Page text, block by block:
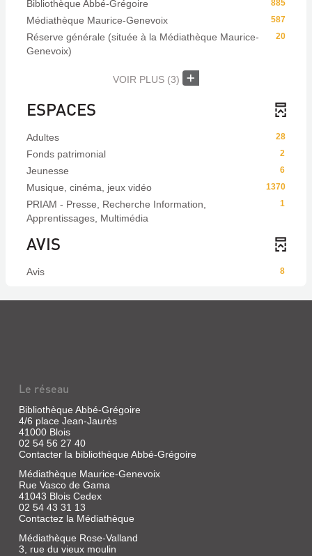
885
Bibliothèque Abbé-Grégoire
587
Médiathèque Maurice-Genevoix
20
Réserve générale (située à la Médiathèque Maurice-
Genevoix)
VOIR PLUS (3)
ESPACES
28
Adultes
2
Fonds patrimonial
6
Jeunesse
1370
Musique, cinéma, jeux vidéo
1
PRIAM - Presse, Recherche Information,
Apprentissages, Multimédia
AVIS
8
Avis
Le réseau
Bibliothèque Abbé-Grégoire
4/6 place Jean-Jaurès
41000 Blois
02 54 56 27 40
Contacter la bibliothèque Abbé-Grégoire
Médiathèque Maurice-Genevoix
Rue Vasco de Gama
41043 Blois Cedex
02 54 43 31 13
Contactez la Médiathèque
Médiathèque Rose-Valland
3, rue du vieux moulin